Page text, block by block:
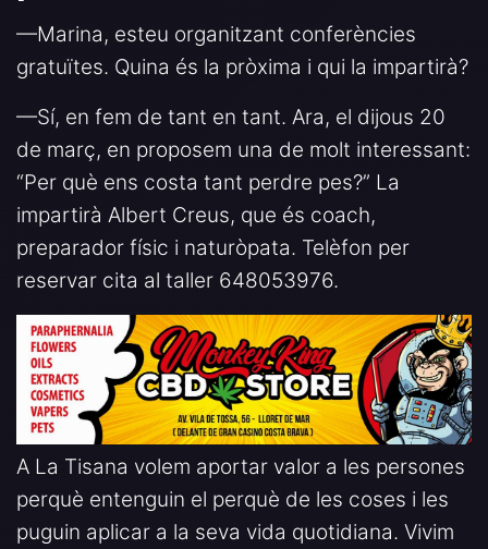
—Marina, esteu organitzant conferències
gratuïtes. Quina és la pròxima i qui la impartirà?
—Sí, en fem de tant en tant. Ara, el dijous 20
de març, en proposem una de molt interessant:
“Per què ens costa tant perdre pes?” La
impartirà Albert Creus, que és coach,
preparador físic i naturòpata. Telèfon per
reservar cita al taller 648053976.
A La Tisana volem aportar valor a les persones
perquè entenguin el perquè de les coses i les
puguin aplicar a la seva vida quotidiana. Vivim